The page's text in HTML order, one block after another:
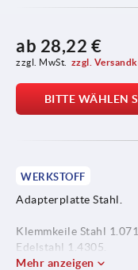
ab 28,22 €
zzgl. MwSt. zzgl.
BITTE WÄHLEN
WERKSTOFF
Adapterplatte Stahl.
Klemmkeile Stahl
Edelstahl 1.4305.
Mehr anzeigen